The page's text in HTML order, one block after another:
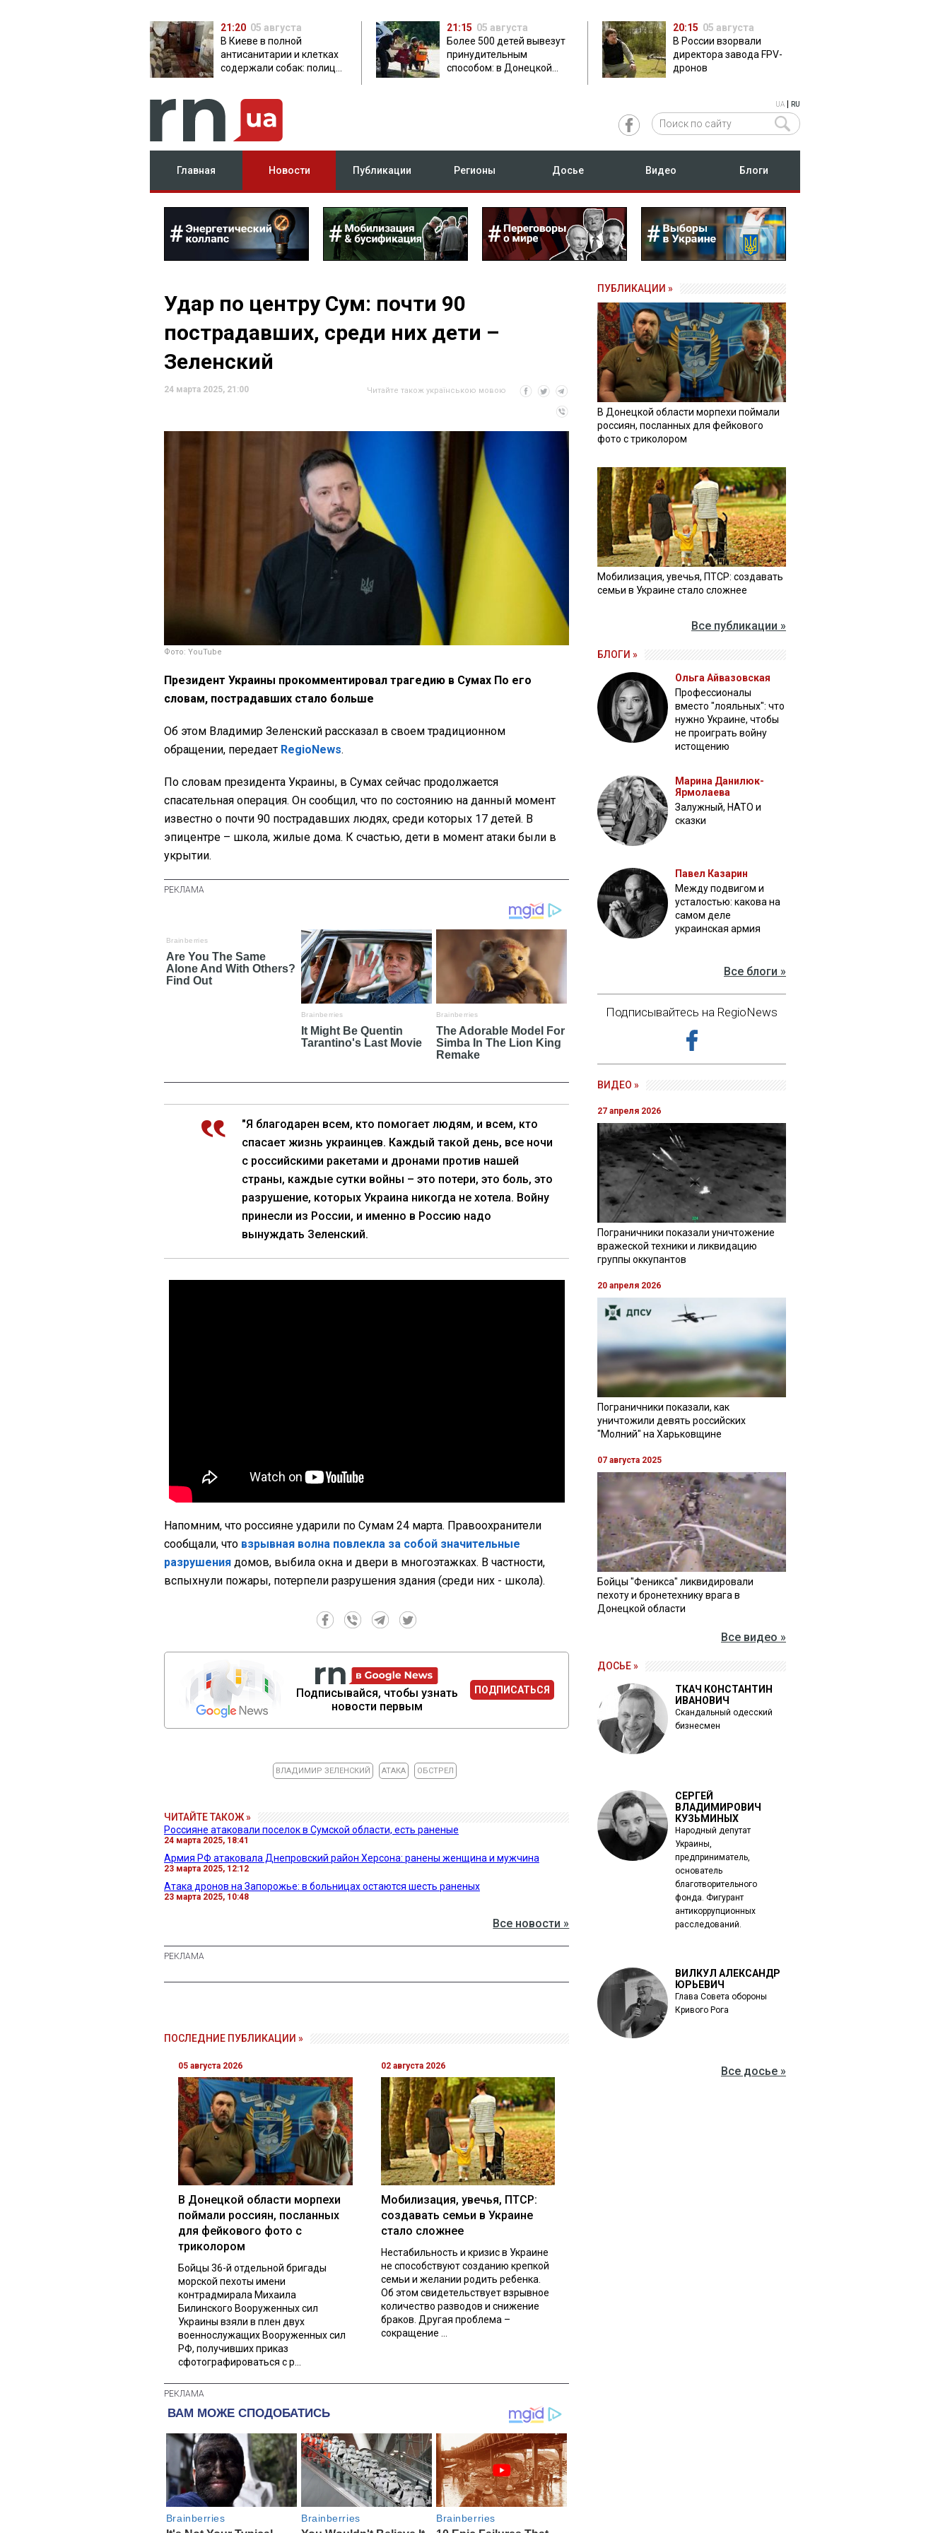
21:20 05 августа
В Киеве в полной
антисанитарии и клетках
содержали собак: полиция
21:15 05 августа
Более 500 детей вывезут
принудительным
способом: в Донецкой
20:15 05 августа
В России взорвали
директора завода FPV-
дронов
UA RU
Главная Новости Публикации Регионы Досье Видео Блоги
Удар по центру Сум: почти 90
пострадавших, среди них дети –
Зеленский
24 марта 2025, 21:00 Читайте також українською мовою
Фото: YouTube
Президент Украины прокомментировал трагедию в Сумах По его
словам, пострадавших стало больше
Об этом Владимир Зеленский рассказал в своем традиционном
обращении, передает RegioNews.
По словам президента Украины, в Сумах сейчас продолжается
спасательная операция. Он сообщил, что по состоянию на данный момент
известно о почти 90 пострадавших людях, среди которых 17 детей. В
эпицентре – школа, жилые дома. К счастью, дети в момент атаки были в
укрытии.
"Я благодарен всем, кто помогает людям, и всем, кто
спасает жизнь украинцев. Каждый такой день, все ночи
с российскими ракетами и дронами против нашей
страны, каждые сутки войны – это потери, это боль, это
разрушение, которых Украина никогда не хотела. Войну
принесли из России, и именно в Россию надо
вынуждать Зеленский.
Напомним, что россияне ударили по Сумам 24 марта. Правоохранители
сообщали, что взрывная волна повлекла за собой значительные
разрушения домов, выбила окна и двери в многоэтажках. В частности,
вспыхнули пожары, потерпели разрушения здания (среди них - школа).
Подписывайся, чтобы узнать
новости первым
ПОДПИСАТЬСЯ
ВЛАДИМИР ЗЕЛЕНСКИЙ АТАКА ОБСТРЕЛ
ЧИТАЙТЕ ТАКОЖ »
Россияне атаковали поселок в Сумской области, есть раненые
24 марта 2025, 18:41
Армия РФ атаковала Днепровский район Херсона: ранены женщина и мужчина
23 марта 2025, 12:12
Атака дронов на Запорожье: в больницах остаются шесть раненых
23 марта 2025, 10:48
Все новости »
ПОСЛЕДНИЕ ПУБЛИКАЦИИ »
05 августа 2026
В Донецкой области морпехи
поймали россиян, посланных
для фейкового фото с
триколором
Бойцы 36-й отдельной бригады
морской пехоты имени
контрадмирала Михаила
Билинского Вооруженных сил
Украины взяли в плен двух
военнослужащих Вооруженных сил
РФ, получивших приказ
сфотографироваться с р...
02 августа 2026
Мобилизация, увечья, ПТСР:
создавать семьи в Украине
стало сложнее
Нестабильность и кризис в Украине
не способствуют созданию крепкой
семьи и желании родить ребенка.
Об этом свидетельствует взрывное
количество разводов и снижение
браков. Другая проблема –
сокращение ...
ПУБЛИКАЦИИ »
В Донецкой области морпехи поймали
россиян, посланных для фейкового
фото с триколором
Мобилизация, увечья, ПТСР: создавать
семьи в Украине стало сложнее
Все публикации »
БЛОГИ »
Ольга Айвазовская
Профессионалы
вместо "лояльных": что
нужно Украине, чтобы
не проиграть войну
истощению
Марина Данилюк-
Ярмолаева
Залужный, НАТО и
сказки
Павел Казарин
Между подвигом и
усталостью: какова на
самом деле
украинская армия
Все блоги »
Подписывайтесь на RegioNews
ВИДЕО »
27 апреля 2026
Пограничники показали уничтожение
вражеской техники и ликвидацию
группы оккупантов
20 апреля 2026
Пограничники показали, как
уничтожили девять российских
"Молний" на Харьковщине
07 августа 2025
Бойцы "Феникса" ликвидировали
пехоту и бронетехнику врага в
Донецкой области
Все видео »
ДОСЬЕ »
ТКАЧ КОНСТАНТИН
ИВАНОВИЧ
Скандальный одесский
бизнесмен
СЕРГЕЙ
ВЛАДИМИРОВИЧ
КУЗЬМИНЫХ
Народный депутат
Украины,
предприниматель,
основатель
благотворительного
фонда. Фигурант
антикоррупционных
расследований.
ВИЛКУЛ АЛЕКСАНДР
ЮРЬЕВИЧ
Глава Совета обороны
Кривого Рога
Все досье »